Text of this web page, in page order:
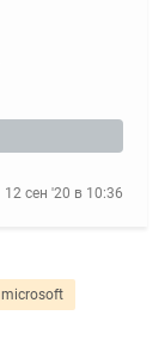
12 сен '20 в 10:36
microsoft